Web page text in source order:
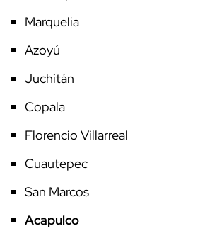
Marquelia
Azoyú
Juchitán
Copala
Florencio Villarreal
Cuautepec
San Marcos
Acapulco